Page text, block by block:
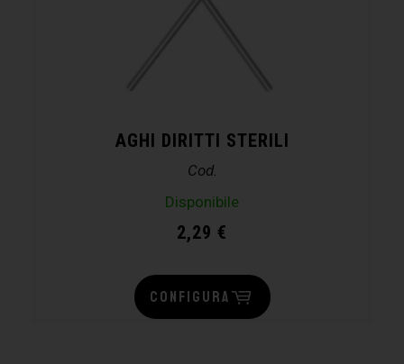
AGHI DIRITTI STERILI
Cod.
Disponibile
2,29 €
CONFIGURA